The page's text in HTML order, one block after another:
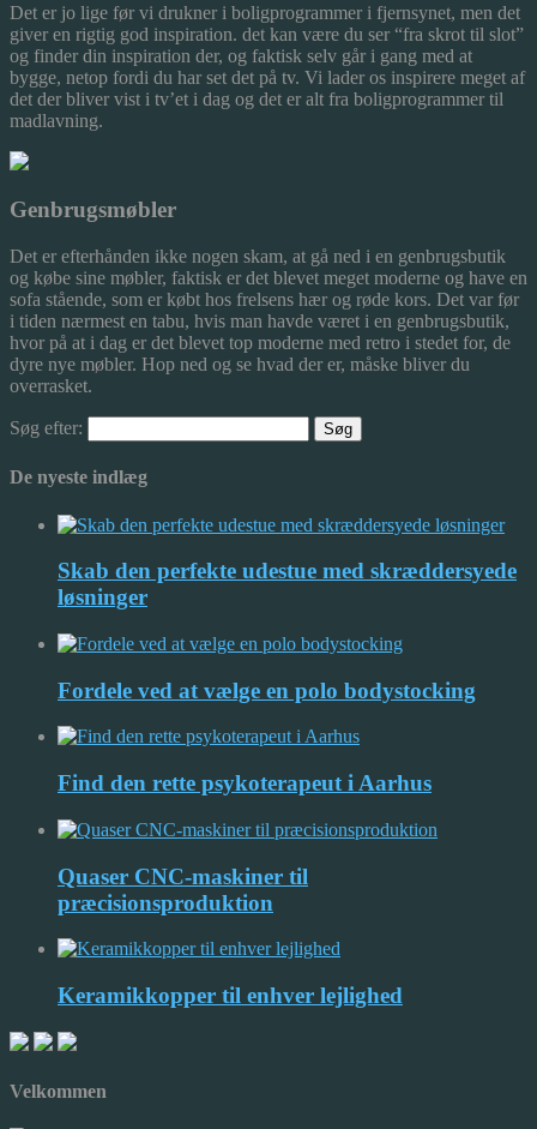
Det er jo lige før vi drukner i boligprogrammer i fjernsynet, men det
giver en rigtig god inspiration. det kan være du ser “fra skrot til slot”
og finder din inspiration der, og faktisk selv går i gang med at
bygge, netop fordi du har set det på tv. Vi lader os inspirere meget af
det der bliver vist i tv’et i dag og det er alt fra boligprogrammer til
madlavning.
Genbrugsmøbler
Det er efterhånden ikke nogen skam, at gå ned i en genbrugsbutik
og købe sine møbler, faktisk er det blevet meget moderne og have en
sofa stående, som er købt hos frelsens hær og røde kors. Det var før
i tiden nærmest en tabu, hvis man havde været i en genbrugsbutik,
hvor på at i dag er det blevet top moderne med retro i stedet for, de
dyre nye møbler. Hop ned og se hvad der er, måske bliver du
overrasket.
Søg efter:
De nyeste indlæg
Skab den perfekte udestue med skræddersyede
løsninger
Fordele ved at vælge en polo bodystocking
Find den rette psykoterapeut i Aarhus
Quaser CNC-maskiner til
præcisionsproduktion
Keramikkopper til enhver lejlighed
Velkommen